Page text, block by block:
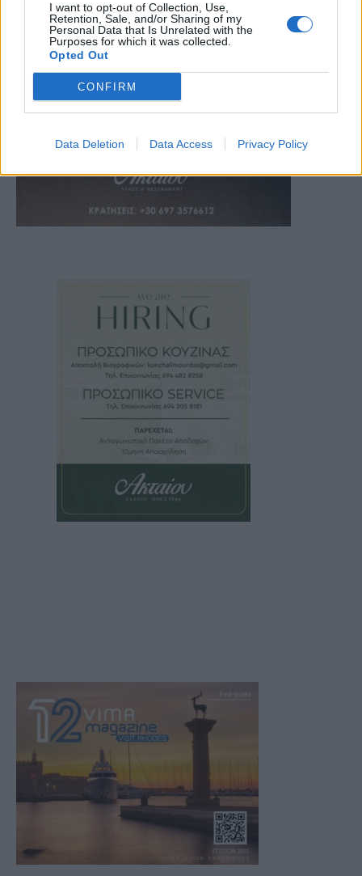
I want to opt-out of Collection, Use,
Retention, Sale, and/or Sharing of my
Personal Data that Is Unrelated with the
Purposes for which it was collected.
Opted Out
CONFIRM
Data Deletion Data Access Privacy Policy